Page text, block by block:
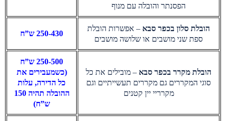
הפסנתר והובלה עם מנוף
הובלת סלון בכפר סבא – אפשרות הובלת
ספת שני מושבים או שלושה מושבים
250-430 ש”ח
הובלת מקרר בכפר סבא – מובילים את כל
סוגי המקררים גם מקררים תעשייתיים וגם
מקרריי יין קטנים
250-500 ש”ח
(כשמעבירים את
כל הדירה, עלות
ההובלה תהיה 150
ש”ח)